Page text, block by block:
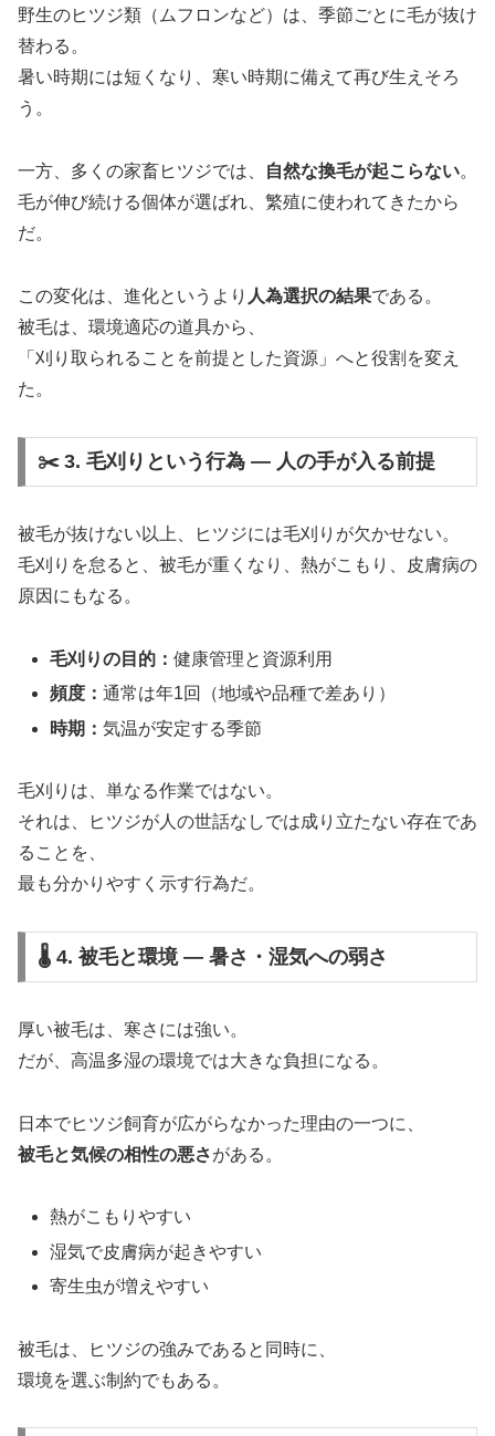
野生のヒツジ類（ムフロンなど）は、季節ごとに毛が抜け
替わる。
暑い時期には短くなり、寒い時期に備えて再び生えそろ
う。
一方、多くの家畜ヒツジでは、 自然な換毛が起こらない。
毛が伸び続ける個体が選ばれ、繁殖に使われてきたから
だ。
この変化は、進化というより 人為選択の結果である。
被毛は、環境適応の道具から、
「刈り取られることを前提とした資源」へと役割を変え
た。
✂️ 3. 毛刈りという行為 ― 人の手が入る前提
被毛が抜けない以上、ヒツジには毛刈りが欠かせない。
毛刈りを怠ると、被毛が重くなり、熱がこもり、皮膚病の
原因にもなる。
毛刈りの目的：健康管理と資源利用
頻度：通常は年1回（地域や品種で差あり）
時期：気温が安定する季節
毛刈りは、単なる作業ではない。
それは、ヒツジが人の世話なしでは成り立たない存在であ
ることを、
最も分かりやすく示す行為だ。
🌡️ 4. 被毛と環境 ― 暑さ・湿気への弱さ
厚い被毛は、寒さには強い。
だが、高温多湿の環境では大きな負担になる。
日本でヒツジ飼育が広がらなかった理由の一つに、
被毛と気候の相性の悪さがある。
熱がこもりやすい
湿気で皮膚病が起きやすい
寄生虫が増えやすい
被毛は、ヒツジの強みであると同時に、
環境を選ぶ制約でもある。